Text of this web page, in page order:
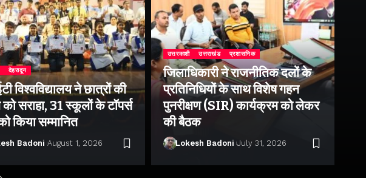
देहरादून
विश्वविद्यालय ने छात्रों की
सराहा, 31 स्कूलों के टॉपर्स
किया सम्मानित
Badoni August 1, 2026
उत्तरकाशी उत्तराखंड प्रशासनिक
जिलाधिकारी ने राजनीतिक दलों के
प्रतिनिधियों के साथ विशेष गहन
पुनरीक्षण (SIR) कार्यक्रम को लेकर
की बैठक
Lokesh Badoni July 31, 2026